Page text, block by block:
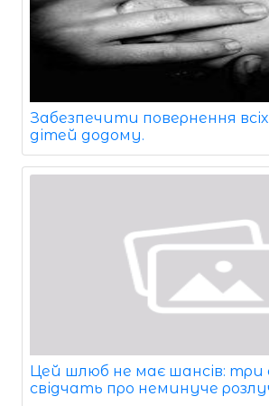
Забезпечити повернення
дітей додому.
Цей шлюб не має шансів: три
свідчать про неминуче